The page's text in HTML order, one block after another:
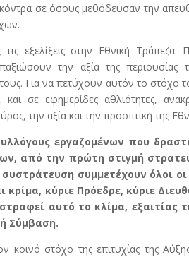
κόντρα σε όσους μεθόδευσαν την
τις εξελίξεις στην Εθνική
την αξία της περιουσίας
τους. Για να πετύχουν αυτόν το
σε εφημερίδες αθλιότητες,
την αξία και την προοπτική της
εργαζομένων που
από την πρώτη στιγμή
συμμετέχουν όλοι οι
κρίμα, κύριε Πρόεδρε, κύριε
αυτό το κλίμα, εξαιτίας
Σύμβαση.
κοινό στόχο της επιτυχίας της